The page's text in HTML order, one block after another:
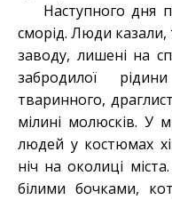
Наступного дня
сморід. Люди казали,
заводу, лишені на
забродилої
тваринного,
мілині молюсків. У
людей у костюмах
ніч на околиці
білими бочками,